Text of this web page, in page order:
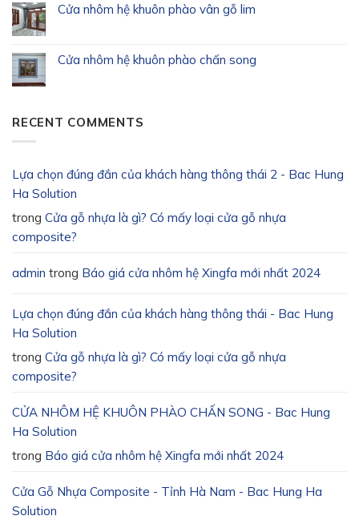
Cửa nhôm hệ khuôn phào vân gỗ lim
Cửa nhôm hệ khuôn phào chấn song
RECENT COMMENTS
Lựa chọn đúng đắn của khách hàng thông thái 2 - Bac Hung
Ha Solution
trong Cửa gỗ nhựa là gì? Có mấy loại cửa gỗ nhựa
composite?
admin trong Báo giá cửa nhôm hệ Xingfa mới nhất 2024
Lựa chọn đúng đắn của khách hàng thông thái - Bac Hung
Ha Solution
trong Cửa gỗ nhựa là gì? Có mấy loại cửa gỗ nhựa
composite?
CỬA NHÔM HỆ KHUÔN PHÀO CHẤN SONG - Bac Hung
Ha Solution
trong Báo giá cửa nhôm hệ Xingfa mới nhất 2024
Cửa Gỗ Nhựa Composite - Tỉnh Hà Nam - Bac Hung Ha
Solution